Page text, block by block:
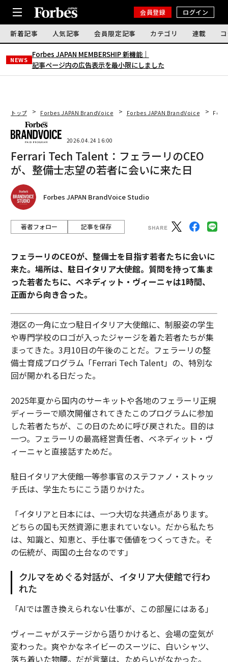
会員登録 ログイン
新着記事 人気記事 会員限定記事 カテゴリ 連載
NEWS
Forbes JAPAN MEMBERSHIP 新機能｜
記事ページ内の広告表示を最小限にしました
トップ Forbes JAPAN BrandVoice Forbes JAPAN BrandVoice
2026.04.24 16:00
Ferrari Tech Talent：フェラーリのCEO
が、整備士志望の若者に会いに来た日
Forbes JAPAN BrandVoice Studio
著者フォロー 記事を保存
フェラーリのCEOが、整備士を目指す若者たちに会いに
来た。場所は、駐日イタリア大使館。質問を持って集ま
った若者たちに、ベネディット・ヴィーニャは1時間、
正面から向き合った。
港区の一角に立つ駐日イタリア大使館に、制服姿の学生
や専門学校のロゴが入ったジャージを着た若者たちが集
まってきた。3月10日の午後のことだ。フェラーリの整
備士育成プログラム「Ferrari Tech Talent」の、特別な
回が開かれる日だった。
2025年夏から国内のサーキットや各地のフェラーリ正規
ディーラーで順次開催されてきたこのプログラムに参加
した若者たちが、この日のために呼び戻された。目的は
一つ。フェラーリの最高経営責任者、ベネディット・ヴ
ィーニャと直接話すためだ。
駐日イタリア大使館一等参事官のステファノ・ストゥッ
チ氏は、学生たちにこう語りかけた。
「イタリアと日本には、一つ大切な共通点があります。
どちらの国も天然資源に恵まれていない。だから私たち
は、知識と、知恵と、手仕事で価値をつくってきた。そ
の伝統が、両国の土台なのです」
クルマをめぐる対話が、イタリア大使館で行わ
れた
「AIでは置き換えられない仕事が、この部屋にはある」
ヴィーニャがステージから語りかけると、会場の空気が
変わった。爽やかなネイビーのスーツに、白いシャツ、
落ち着いた物腰。だが言葉は、ためらいがなかった。